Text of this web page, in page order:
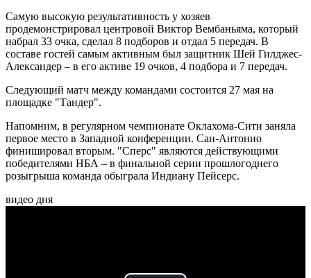
Самую высокую результативность у хозяев
продемонстрировал центровой Виктор Вембаньяма, который
набрал 33 очка, сделал 8 подборов и отдал 5 передач. В
составе гостей самым активным был защитник Шей Гилджес-
Александер – в его активе 19 очков, 4 подбора и 7 передач.
Следующий матч между командами состоится 27 мая на
площадке "Тандер".
Напомним, в регулярном чемпионате Оклахома-Сити заняла
первое место в Западной конференции. Сан-Антонио
финишировал вторым. "Сперс" являются действующими
победителями НБА – в финальной серии прошлогоднего
розыгрыша команда обыграла Индиану Пейсерс.
видео дня